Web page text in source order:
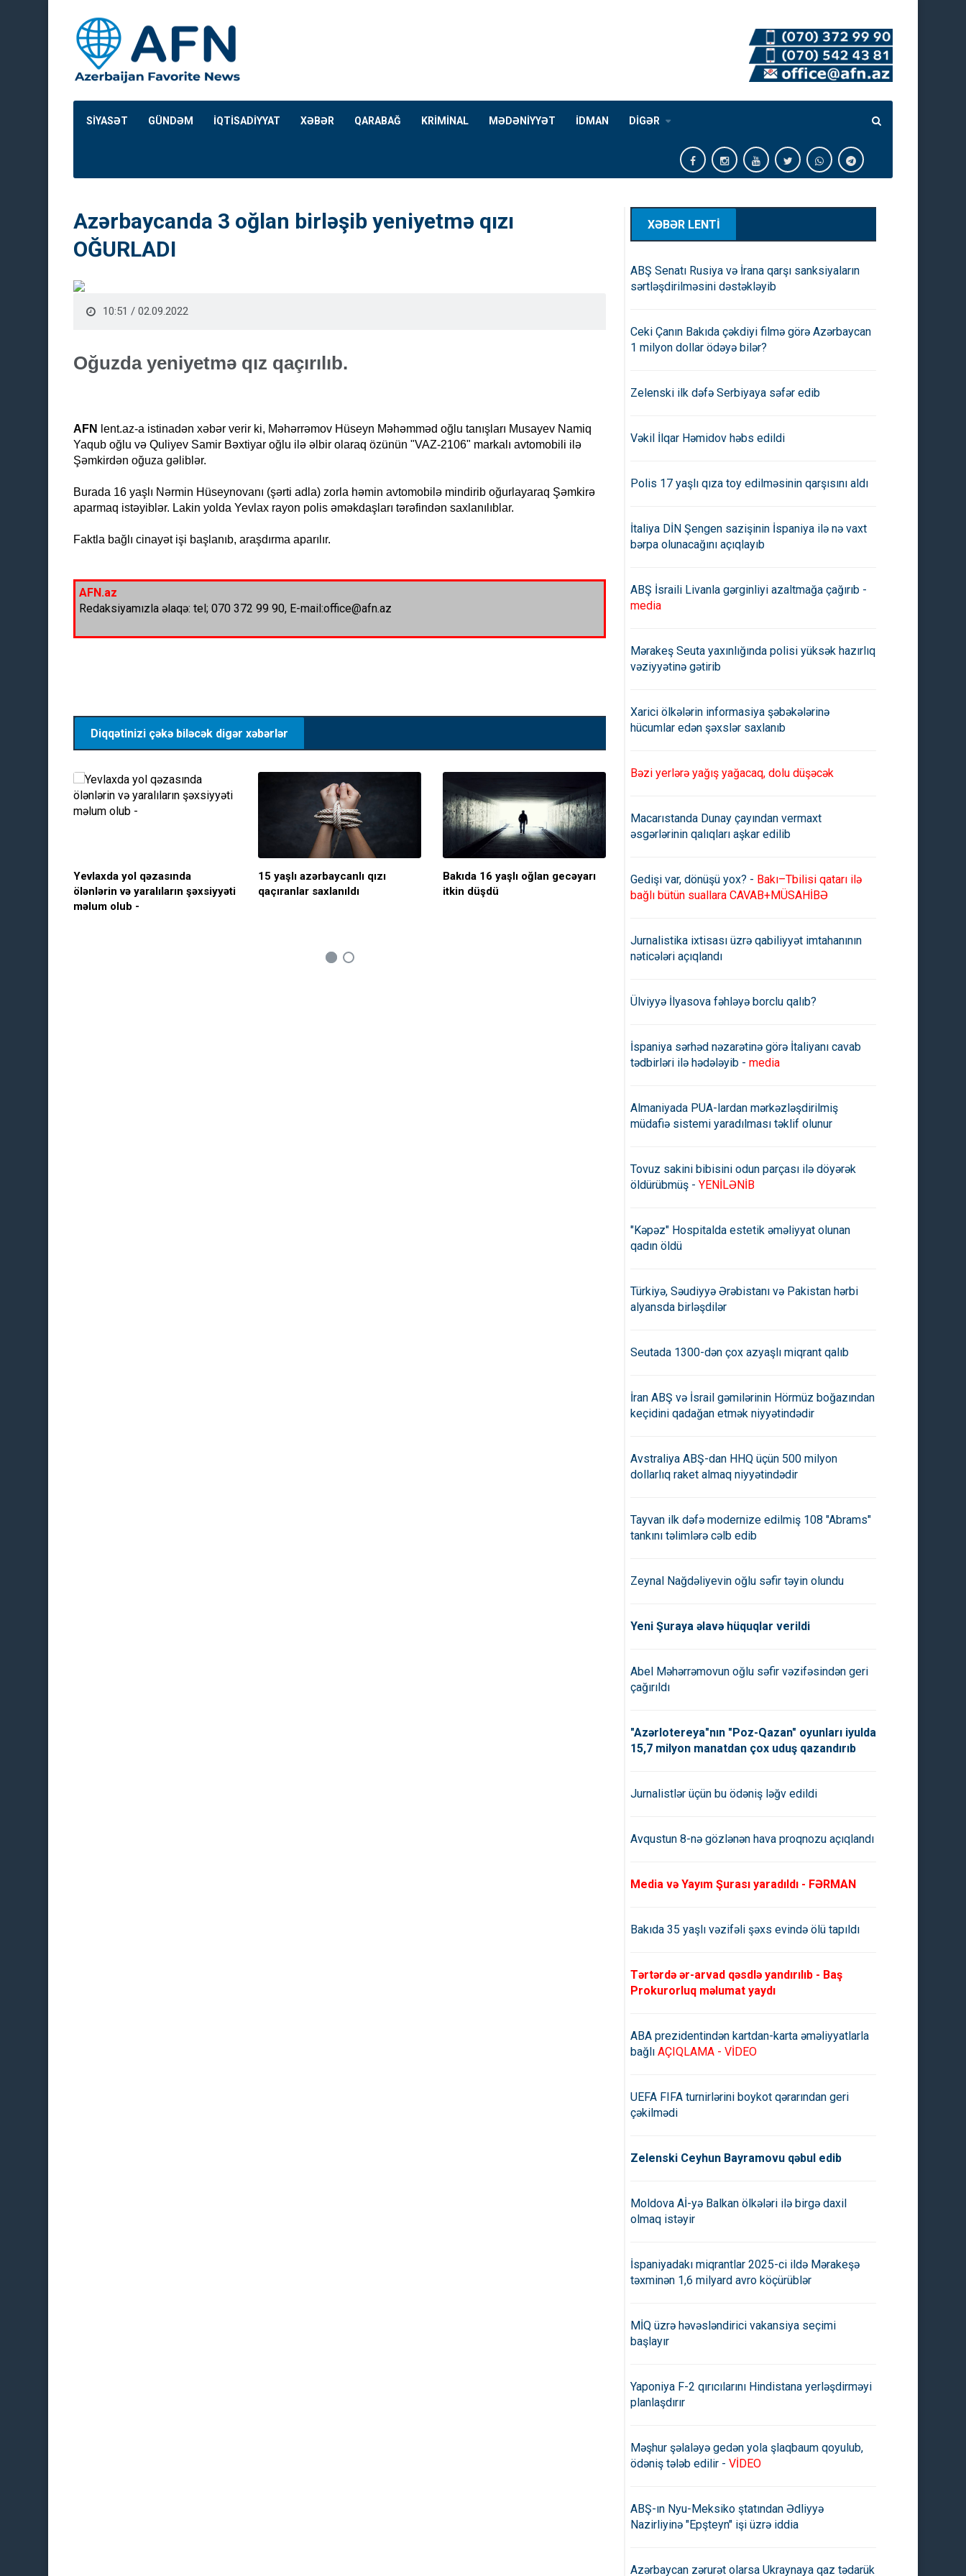
SİYASƏT GÜNDƏM İQTİSADİYYAT XƏBƏR QARABAĞ KRİMİNAL MƏDƏNİYYƏT İDMAN DİGƏR
Azərbaycanda 3 oğlan birləşib yeniyetmə qızı
OĞURLADI
10:51 / 02.09.2022
Oğuzda yeniyetmə qız qaçırılıb.
AFN
lent.az-a istinadən xəbər verir ki, Məhərrəmov Hüseyn Məhəmməd oğlu tanışları Musayev Namiq
Yaqub oğlu və Quliyev Samir Bəxtiyar oğlu ilə əlbir olaraq özünün "VAZ-2106" markalı avtomobili ilə
Şəmkirdən oğuza gəliblər.
Burada 16 yaşlı Nərmin Hüseynovanı (şərti adla) zorla həmin avtomobilə mindirib oğurlayaraq Şəmkirə
aparmaq istəyiblər. Lakin yolda Yevlax rayon polis əməkdaşları tərəfindən saxlanılıblar.
Faktla bağlı cinayət işi başlanıb, araşdırma aparılır.
AFN.az
Redaksiyamızla əlaqə: tel; 070 372 99 90, E-mail:office@afn.az
Diqqətinizi çəkə biləcək digər xəbərlər
Yevlaxda yol qəzasında
ölənlərin və yaralıların şəxsiyyəti
məlum olub -
15 yaşlı azərbaycanlı qızı
qaçıranlar saxlanıldı
Bakıda 16 yaşlı oğlan gecəyarı
itkin düşdü
14 yaşlı oğlan da qızılcadan
öldü
Atasının qətlinə görə 15 yaşlı
oğlu saxlanıldı
XƏBƏR LENTİ
ABŞ Senatı Rusiya və İrana qarşı sanksiyaların
sərtləşdirilməsini dəstəkləyib
Ceki Çanın Bakıda çəkdiyi filmə görə Azərbaycan
1 milyon dollar ödəyə bilər?
Zelenski ilk dəfə Serbiyaya səfər edib
Vəkil İlqar Həmidov həbs edildi
Polis 17 yaşlı qıza toy edilməsinin qarşısını aldı
İtaliya DİN Şengen sazişinin İspaniya ilə nə vaxt
bərpa olunacağını açıqlayıb
ABŞ İsraili Livanla gərginliyi azaltmağa çağırıb -
media
Mərakeş Seuta yaxınlığında polisi yüksək hazırlıq
vəziyyətinə gətirib
Xarici ölkələrin informasiya şəbəkələrinə
hücumlar edən şəxslər saxlanıb
Bəzi yerlərə yağış yağacaq, dolu düşəcək
Macarıstanda Dunay çayından vermaxt
əsgərlərinin qalıqları aşkar edilib
Gedişi var, dönüşü yox? - Bakı–Tbilisi qatarı ilə
bağlı bütün suallara CAVAB+MÜSAHİBƏ
Jurnalistika ixtisası üzrə qabiliyyət imtahanının
nəticələri açıqlandı
Ülviyyə İlyasova fəhləyə borclu qalıb?
İspaniya sərhəd nəzarətinə görə İtaliyanı cavab
tədbirləri ilə hədələyib - media
Almaniyada PUA-lardan mərkəzləşdirilmiş
müdafiə sistemi yaradılması təklif olunur
Tovuz sakini bibisini odun parçası ilə döyərək
öldürübmüş - YENİLƏNİB
"Kəpəz" Hospitalda estetik əməliyyat olunan
qadın öldü
Türkiyə, Səudiyyə Ərəbistanı və Pakistan hərbi
alyansda birləşdilər
Seutada 1300-dən çox azyaşlı miqrant qalıb
İran ABŞ və İsrail gəmilərinin Hörmüz boğazından
keçidini qadağan etmək niyyətindədir
Avstraliya ABŞ-dan HHQ üçün 500 milyon
dollarlıq raket almaq niyyətindədir
Tayvan ilk dəfə modernize edilmiş 108 "Abrams"
tankını təlimlərə cəlb edib
Zeynal Nağdəliyevin oğlu səfir təyin olundu
Yeni Şuraya əlavə hüquqlar verildi
Abel Məhərrəmovun oğlu səfir vəzifəsindən geri
çağırıldı
"Azərlotereya"nın "Poz-Qazan" oyunları iyulda
15,7 milyon manatdan çox uduş qazandırıb
Jurnalistlər üçün bu ödəniş ləğv edildi
Avqustun 8-nə gözlənən hava proqnozu açıqlandı
Media və Yayım Şurası yaradıldı - FƏRMAN
Bakıda 35 yaşlı vəzifəli şəxs evində ölü tapıldı
Tərtərdə ər-arvad qəsdlə yandırılıb - Baş
Prokurorluq məlumat yaydı
ABA prezidentindən kartdan-karta əməliyyatlarla
bağlı AÇIQLAMA - VİDEO
UEFA FIFA turnirlərini boykot qərarından geri
çəkilmədi
Zelenski Ceyhun Bayramovu qəbul edib
Moldova Aİ-yə Balkan ölkələri ilə birgə daxil
olmaq istəyir
İspaniyadakı miqrantlar 2025-ci ildə Mərakeşə
təxminən 1,6 milyard avro köçürüblər
MİQ üzrə həvəsləndirici vakansiya seçimi
başlayır
Yaponiya F-2 qırıcılarını Hindistana yerləşdirməyi
planlaşdırır
Məşhur şəlaləyə gedən yola şlaqbaum qoyulub,
ödəniş tələb edilir - VİDEO
ABŞ-ın Nyu-Meksiko ştatından Ədliyyə
Nazirliyinə "Epşteyn" işi üzrə iddia
Azərbaycan zərurət olarsa Ukraynaya qaz tədarük